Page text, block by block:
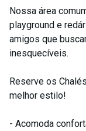
Nossa área
playground e
amigos que
inesquecíveis.
Reserve os
melhor estilo!
- Acomoda